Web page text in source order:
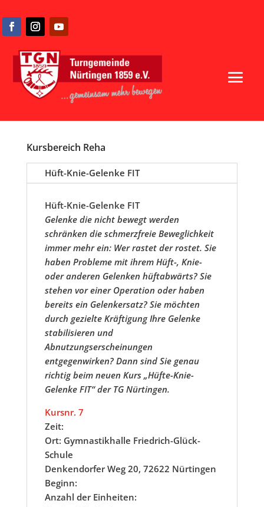
Kursbereich Reha
Hüft-Knie-Gelenke FIT
Hüft-Knie-Gelenke FIT
Gelenke die nicht bewegt werden
schränken die schmerzfreie Beweglichkeit
immer mehr ein: Wer rastet der rostet. Sie
haben Probleme mit ihrem Hüft-, Knie-
oder anderen Gelenken hüftabwärts? Sie
stehen vor einer Operation oder haben
bereits ein Gelenkersatz? Sie möchten
durch gezielte Kräftigung Ihre Gelenke
stabilisieren und
Abnutzungserscheinungen
entgegenwirken? Dann sind Sie genau
richtig beim neuen Kurs „Hüfte-Knie-
Gelenke FIT“ der TG Nürtingen.
Kursnr. 7
Zeit:
Ort: Gymnastikhalle Friedrich-Glück-
Schule
Denkendorfer Weg 20, 72622 Nürtingen
Beginn:
Anzahl der Einheiten: